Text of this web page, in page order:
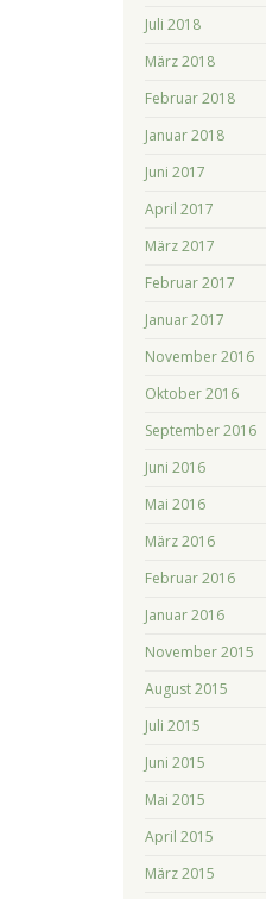
Juli 2018
März 2018
Februar 2018
Januar 2018
Juni 2017
April 2017
März 2017
Februar 2017
Januar 2017
November 2016
Oktober 2016
September 2016
Juni 2016
Mai 2016
März 2016
Februar 2016
Januar 2016
November 2015
August 2015
Juli 2015
Juni 2015
Mai 2015
April 2015
März 2015